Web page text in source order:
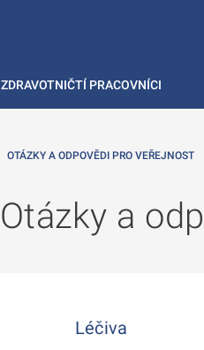
ZDRAVOTNIČTÍ PRACOVNÍCI
OTÁZKY A ODPOVĚDI PRO VEŘEJNOST
Otázky a
Léčiva